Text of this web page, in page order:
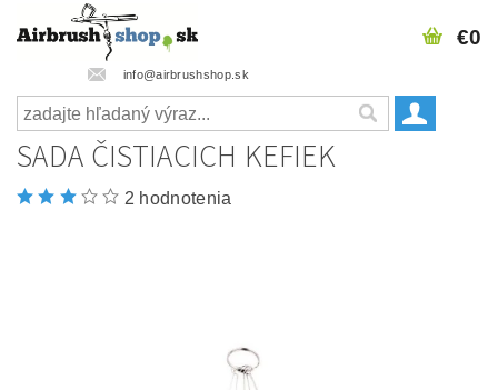
info@airbrushshop.sk
€0
SADA ČISTIACICH KEFIEK
2 hodnotenia